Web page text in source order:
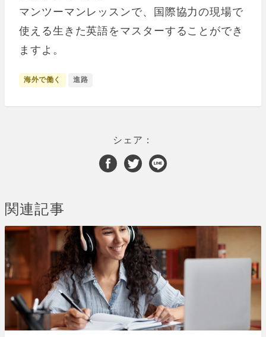
マンツーマンレッスンで、国際協力の現場で
使える生きた英語をマスターすることができ
ますよ。
海外で働く 進路
シェア：
関連記事